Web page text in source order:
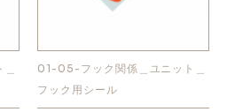
01-05-フック関係＿ユニット＿
フック用シール